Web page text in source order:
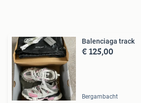
Balenciaga track
€ 125,00
Bergambacht